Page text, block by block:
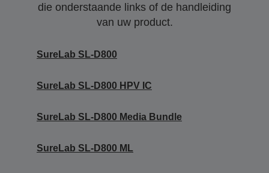
die onderstaande links of de handleiding
van uw product.
SureLab SL-D800
SureLab SL-D800 HPV IC
SureLab SL-D800 Media Bundle
SureLab SL-D800 ML